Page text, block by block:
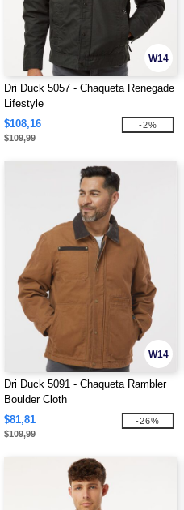
W14
Dri Duck 5057 - Chaqueta Renegade
Lifestyle
$108,16
$109,99
-2%
W14
Dri Duck 5091 - Chaqueta Rambler
Boulder Cloth
$81,81
$109,99
-26%